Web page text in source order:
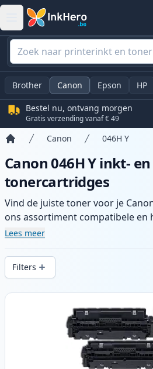
Brother Canon Epson HP
Bestel nu, ontvang morgen
Gratis verzending vanaf € 49
Canon 046H Y
Canon 046H Y inkt- en
tonercartridges
Vind de juiste toner voor je
ons assortiment compatibele en
Geniet van consistente
Lees meer
Filters
Producten